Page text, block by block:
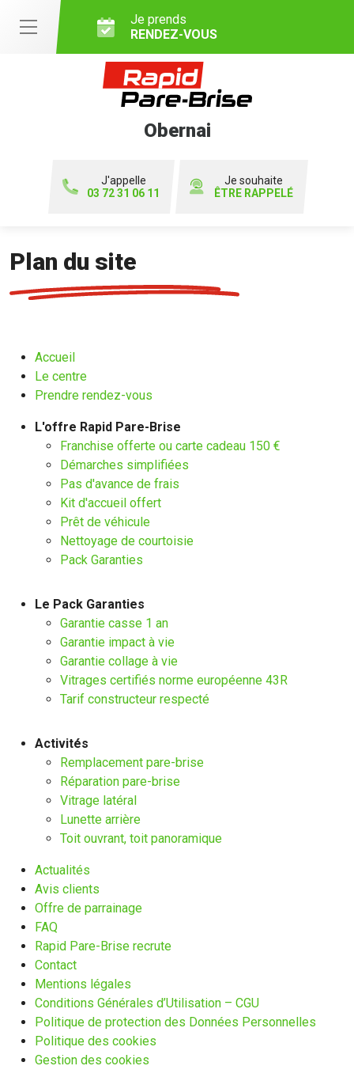
Je prends
RENDEZ-VOUS
Obernai
J'appelle
03 72 31 06 11
Je souhaite
ÊTRE RAPPELÉ
Plan du site
Accueil
Le centre
Prendre rendez-vous
L'offre Rapid Pare-Brise
Franchise offerte ou carte cadeau 150 €
Démarches simplifiées
Pas d'avance de frais
Kit d'accueil offert
Prêt de véhicule
Nettoyage de courtoisie
Pack Garanties
Le Pack Garanties
Garantie casse 1 an
Garantie impact à vie
Garantie collage à vie
Vitrages certifiés norme européenne 43R
Tarif constructeur respecté
Activités
Remplacement pare-brise
Réparation pare-brise
Vitrage latéral
Lunette arrière
Toit ouvrant, toit panoramique
Actualités
Avis clients
Offre de parrainage
FAQ
Rapid Pare-Brise recrute
Contact
Mentions légales
Conditions Générales d’Utilisation – CGU
Politique de protection des Données Personnelles
Politique des cookies
Gestion des cookies